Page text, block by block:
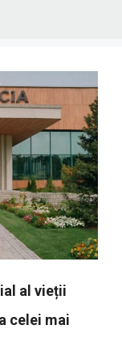
al vieții
celei mai